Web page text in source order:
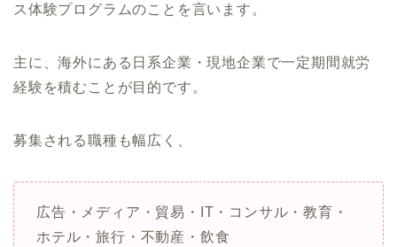
ス体験プログラムのことを言います。
主に、海外にある日系企業・現地企業で一定期間就労
経験を積むことが目的です。
募集される職種も幅広く、
広告・メディア・貿易・IT・コンサル・教育・
ホテル・旅行・不動産・飲食